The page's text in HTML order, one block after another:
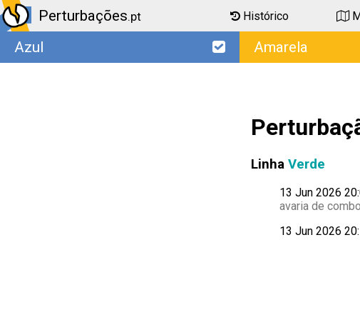
Perturbações.pt Histórico
Azul Amarela
Linha Verde
13 Jun 2026
avaria de
13 Jun 2026